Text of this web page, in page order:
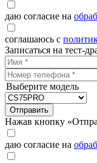
даю согласие на
соглашаюсь с
Записаться на тест-
Выберите модель
Отправить
Нажав кнопку
даю согласие на